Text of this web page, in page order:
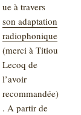
ue à travers
son adaptation
radiophonique
(merci à Titiou
Lecoq de
l’avoir
recommandée)
. A partir de